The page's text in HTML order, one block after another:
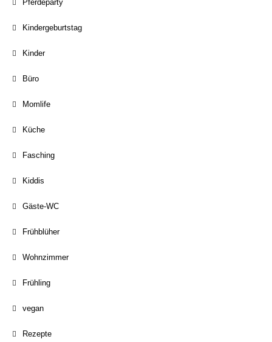
Pferdeparty
Kindergeburtstag
Kinder
Büro
Momlife
Küche
Fasching
Kiddis
Gäste-WC
Frühblüher
Wohnzimmer
Frühling
vegan
Rezepte